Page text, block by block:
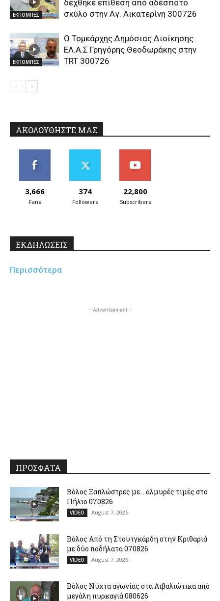
ΕΚΠΟΜΠΕΣ
δέχθηκε επίθεση από αδέσποτο
σκύλο στην Αγ. Αικατερίνη 300726
ΕΚΠΟΜΠΕΣ
Ο Τομεάρχης Δημόσιας Διοίκησης
ΕΛ.Α.Σ Γρηγόρης Θεοδωράκης στην
TRT 300726
ΑΚΟΛΟΥΘΗΣΤΕ ΜΑΣ
3,666
Fans
374
Followers
22,800
Subscribers
ΕΚΔΗΛΩΣΕΙΣ
Περισσότερα
- Advertisement -
ΠΡΟΣΦΑΤΑ
Βόλος Ξαπλώστρες με… αλμυρές τιμές στο
Πήλιο 070826
VIDEO August 7, 2026
Βόλος Από τη Στουτγκάρδη στην Κριθαριά
με δύο ποδήλατα 070826
VIDEO August 7, 2026
Βόλος Νύχτα αγωνίας στα Αιβαλιώτικα από
μεγάλη πυρκαγιά 080626